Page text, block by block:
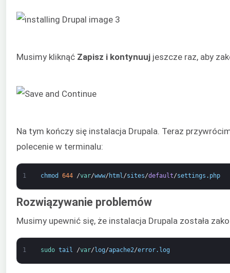
Musimy kliknąć Zapisz i kontynuuj jeszcze raz, aby
Na tym kończy się instalacja Drupala. Teraz
polecenie w terminalu:
1 chmod 644 /var/www/ html/sites/default/settings . php
Rozwiązywanie problemów
Musimy upewnić się, że instalacja Drupala została
1 sudo tail /var/ log/apache2/error. log